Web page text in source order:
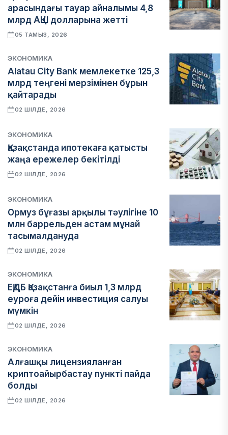
арасындағы тауар айналымы 4,8
млрд АҚШ долларына жетті
05 ТАМЫЗ, 2026
ЭКОНОМИКА
Alatau City Bank мемлекетке 125,3
млрд теңгені мерзімінен бұрын
қайтарады
02 ШІЛДЕ, 2026
ЭКОНОМИКА
Қазақстанда ипотекаға қатысты
жаңа ережелер бекітілді
02 ШІЛДЕ, 2026
ЭКОНОМИКА
Ормуз бұғазы арқылы тәулігіне 10
млн баррельден астам мұнай
тасымалдануда
02 ШІЛДЕ, 2026
ЭКОНОМИКА
ЕҚДБ Қазақстанға биыл 1,3 млрд
еуроға дейін инвестиция салуы
мүмкін
02 ШІЛДЕ, 2026
ЭКОНОМИКА
Алғашқы лицензияланған
криптоайырбастау пункті пайда
болды
02 ШІЛДЕ, 2026